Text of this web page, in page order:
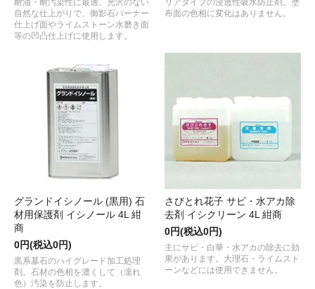
自然な仕上がりで、御影石バーナー
仕上げ面やライムストーン水磨き面
等の凹凸仕上げに使用します。
布面の色相に変化はありません。
グランドイシノール (黒用) 石
材用保護剤 イシノール 4L 紺
商
0円(税込0円)
黒系墓石のハイグレード加工処理
剤。石材の色相を濃くして（濡れ
色）汚染を防止します。
さびとれ花子 サビ・水アカ除
去剤 イシクリーン 4L 紺商
0円(税込0円)
主にサビ・白華・水アカの除去に効
果があります。大理石・ライムスト
ーンなどには使用できません。